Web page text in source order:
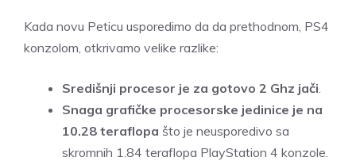
Kada novu Peticu usporedimo da da prethodnom, PS4
konzolom, otkrivamo velike razlike:
Središnji procesor je za gotovo 2 Ghz jači
Snaga grafičke procesorske jedinice je na
10.28 teraflopa što je neusporedivo sa
skromnih 1.84 teraflopa PlayStation 4 konzole.